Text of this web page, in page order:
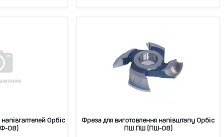
Орбіс
08)
Фреза для виготовлення напівштапу Орбіс
ПШ ПШ (ПШ-08)